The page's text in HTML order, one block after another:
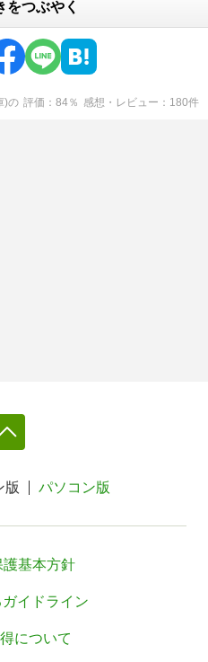
をつぶやく
)の 評価 84％ 感想・レビュー 180件
版 パソコン版
基本方針
イドライン
について